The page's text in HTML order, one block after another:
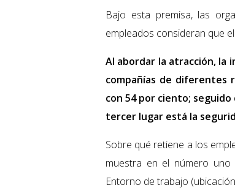
Bajo esta premisa, las
empleados consideran que
Al abordar la atracción, la
compañías de diferentes
con 54 por ciento;
tercer lugar está la
Sobre qué retiene a los
muestra en el número
Entorno de trabajo